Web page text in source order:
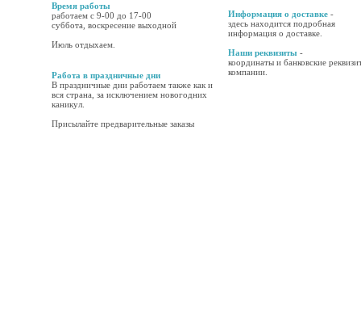
Время работы
работаем с 9-00 до 17-00
суббота, воскресение выходной
Июль отдыхаем.
Работа в праздничные дни
В праздничные дни работаем также как и
вся страна, за исключением новогодних
каникул.
Присылайте предварительные заказы
Информация о доставке -
здесь находится подробная
информация о доставке.
Наши реквизиты -
координаты и банковские
компании.